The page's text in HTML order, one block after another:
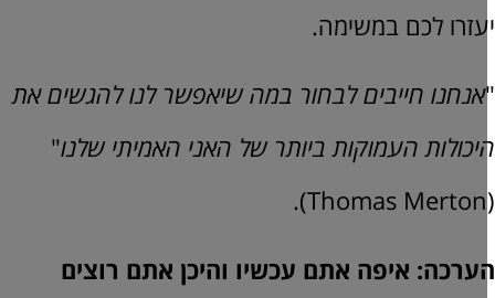
לכם במשימה.
אנחנו חייבים לבחור במה שיאפשר לנו להגשים את
העמוקות ביותר של האני האמיתי שלנו"
איפה אתם עכשיו והיכן אתם רוצים